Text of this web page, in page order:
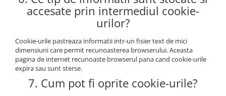
accesate prin intermediul cookie-
urilor?
Cookie-urile pastreaza informatii intr-un fisier text de mici
dimensiuni care permit recunoasterea browserului. Aceasta
pagina de internet recunoaste browserul pana cand cookie-urile
expira sau sunt sterse.
7. Cum pot fi oprite cookie-urile?